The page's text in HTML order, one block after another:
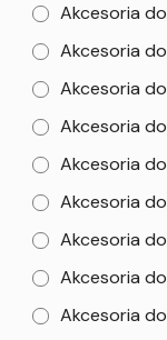
Akcesoria
Akcesoria
Akcesoria
Akcesoria
Akcesoria
Akcesoria
Akcesoria
Akcesoria
Akcesoria